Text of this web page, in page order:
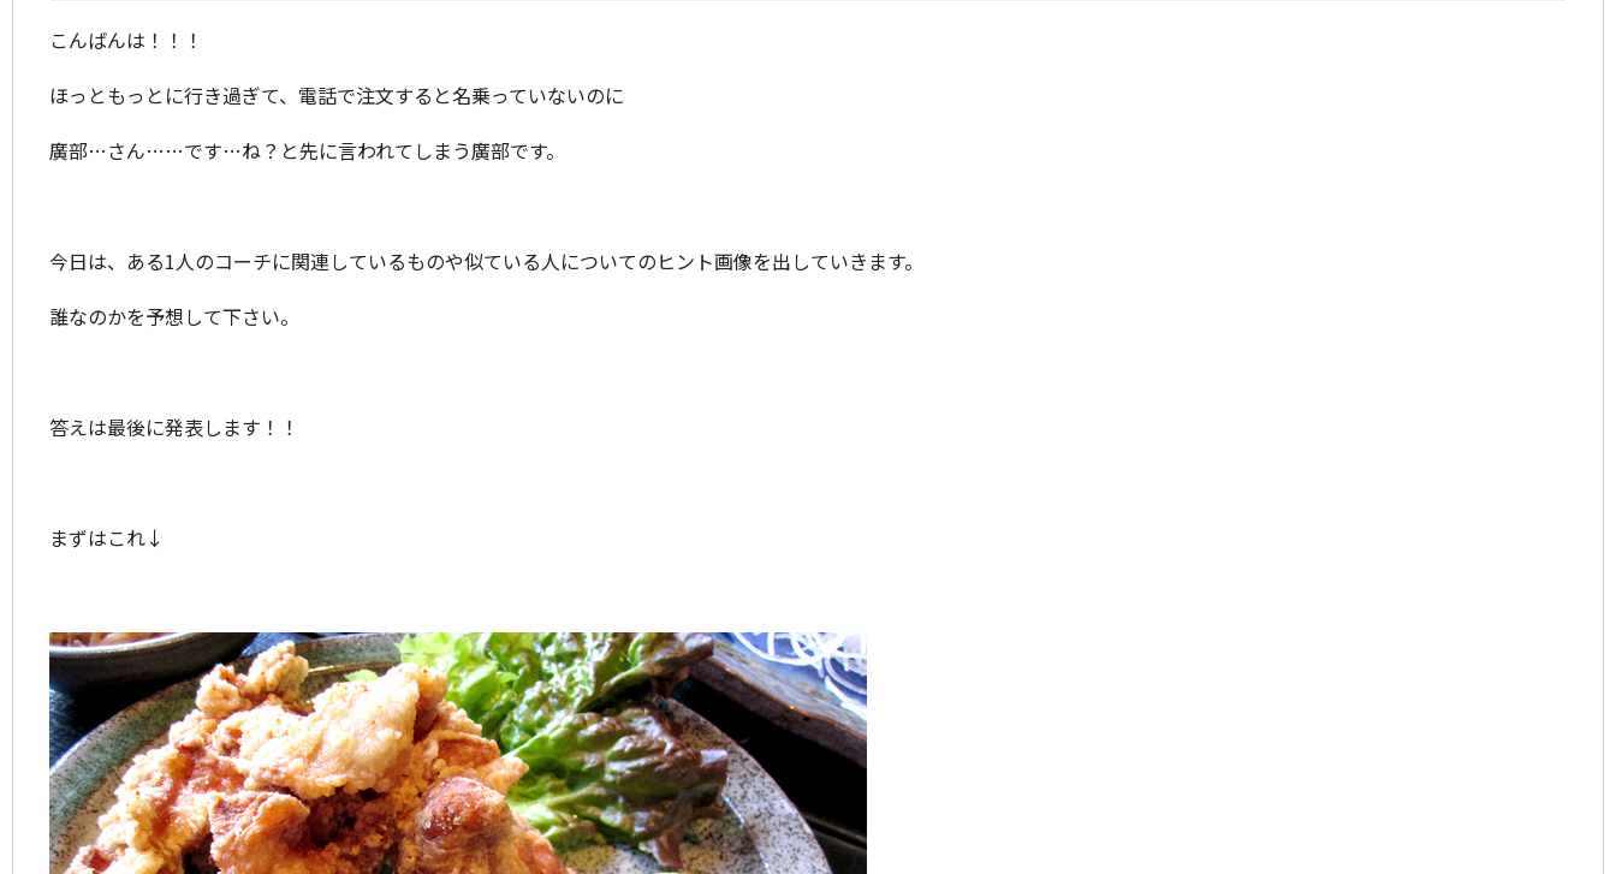
こんばんは！！！
ほっともっとに行き過ぎて、電話で注文すると名乗っていないのに
廣部…さん……です…ね？と先に言われてしまう廣部です。
今日は、ある1人のコーチに関連しているものや似ている人についてのヒント画像を出していきます。
誰なのかを予想して下さい。
答えは最後に発表します！！
まずはこれ↓